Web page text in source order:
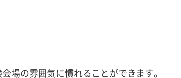
場の雰囲気に慣れることができます。